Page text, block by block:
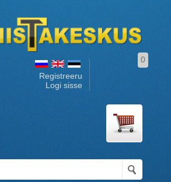
Registreeru
Logi sisse
0